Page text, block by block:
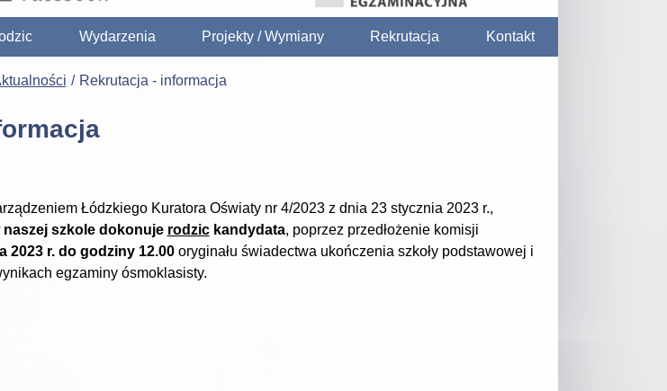
Wydarzenia Projekty / Wymiany Rekrutacja Kontakt
Rekrutacja - informacja
Łódzkiego Kuratora Oświaty nr 4/2023 z dnia 23 stycznia 2023 r.,
szkole dokonuje rodzickandydata, poprzez przedłożenie komisji
2023 r. do godziny 12.00oryginału świadectwa ukończenia szkoły podstawowej i
egzaminy ósmoklasisty.